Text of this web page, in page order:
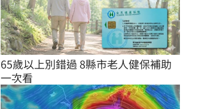
65歲以上別錯過 8縣市老人健保補助
一次看